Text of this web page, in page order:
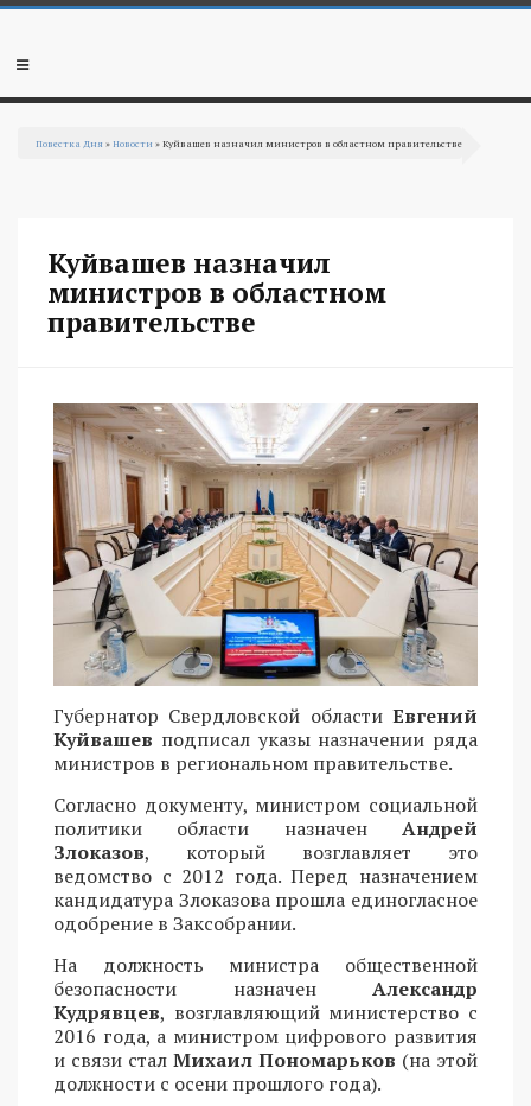
Перейти к основному содержанию
Мобильное
Повестка Дня »Новости » Куйвашев назначил министров в областном правительстве
Куйвашев назначил
министров в областном
правительстве
Губернатор Свердловской области Евгений
Куйвашев подписал указы назначении ряда
министров в региональном правительстве.
Согласно документу, министром социальной
политики области назначен Андрей
Злоказов, который возглавляет это
ведомство с 2012 года. Перед назначением
кандидатура Злоказова прошла единогласное
одобрение в Заксобрании.
На должность министра общественной
безопасности назначен Александр
Кудрявцев, возглавляющий министерство с
2016 года, а министром цифрового развития
и связи стал Михаил Пономарьков (на этой
должности с осени прошлого года).